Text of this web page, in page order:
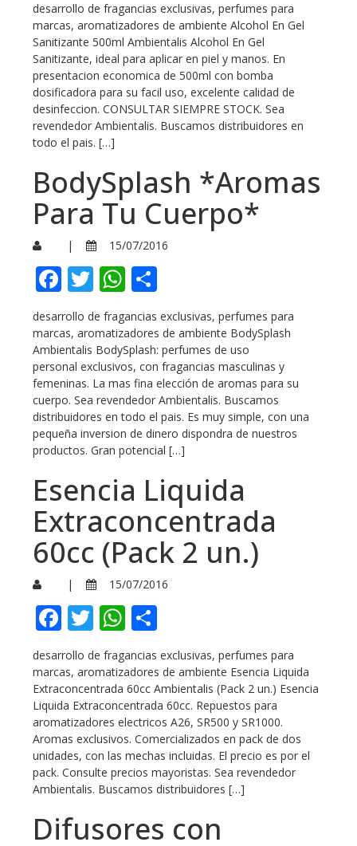
desarrollo de fragancias exclusivas, perfumes para
marcas, aromatizadores de ambiente Alcohol En Gel
Sanitizante 500ml Ambientalis Alcohol En Gel
Sanitizante, ideal para aplicar en piel y manos. En
presentacion economica de 500ml con bomba
dosificadora para su facil uso, excelente calidad de
desinfeccion. CONSULTAR SIEMPRE STOCK. Sea
revendedor Ambientalis. Buscamos distribuidores en
todo el pais. […]
BodySplash *Aromas
Para Tu Cuerpo*
| 15/07/2016
Facebook
TwitterWhatsApp
desarrollo de fragancias exclusivas, perfumes para
marcas, aromatizadores de ambiente BodySplash
Ambientalis BodySplash: perfumes de uso
personal exclusivos, con fragancias masculinas y
femeninas. La mas fina elección de aromas para su
cuerpo. Sea revendedor Ambientalis. Buscamos
distribuidores en todo el pais. Es muy simple, con una
pequeña inversion de dinero dispondra de nuestros
productos. Gran potencial […]
Esencia Liquida
Extraconcentrada
60cc (Pack 2 un.)
| 15/07/2016
Facebook
TwitterWhatsApp
desarrollo de fragancias exclusivas, perfumes para
marcas, aromatizadores de ambiente Esencia Liquida
Extraconcentrada 60cc Ambientalis (Pack 2 un.) Esencia
Liquida Extraconcentrada 60cc. Repuestos para
aromatizadores electricos A26, SR500 y SR1000.
Aromas exclusivos. Comercializados en pack de dos
unidades, con las mechas incluidas. El precio es por el
pack. Consulte precios mayoristas. Sea revendedor
Ambientalis. Buscamos distribuidores […]
Difusores con